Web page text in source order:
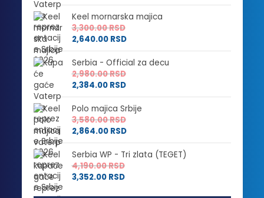
Keel mornarska majica
3,300.00RSD
2,640.00 RSD
Serbia - Official za decu
2,980.00RSD
2,384.00 RSD
Polo majica Srbije
3,580.00RSD
2,864.00 RSD
Serbia WP - Tri zlata (TEGET)
4,190.00RSD
3,352.00 RSD